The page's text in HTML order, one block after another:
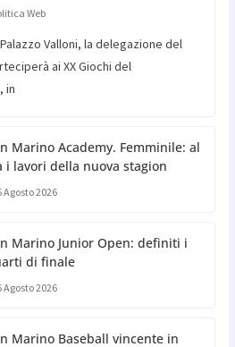
Web
Valloni, la delegazione del
ai XX Giochi del
in
Marino Academy. Femminile: al
i lavori della nuova stagion
Agosto 2026
Marino Junior Open: definiti i
di finale
Agosto 2026
Marino Baseball vincente in